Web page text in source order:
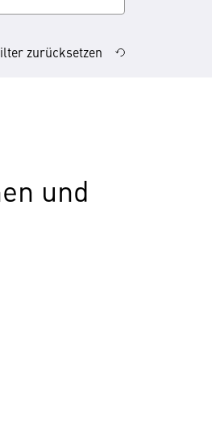
zurücksetzen
und